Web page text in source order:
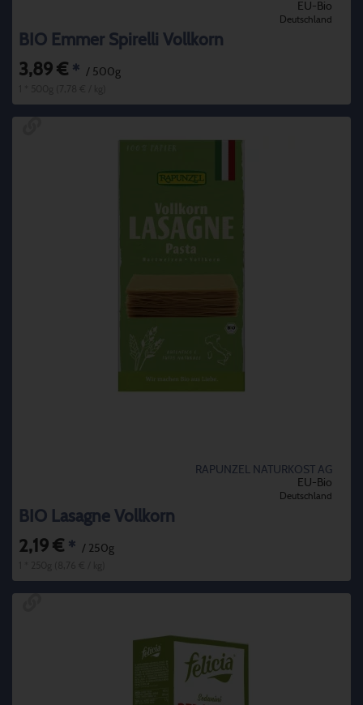
EU-Bio
Deutschland
BIO Emmer Spirelli Vollkorn
3,89 € * / 500g
RAPUNZEL NATURKOST AG
EU-Bio
Deutschland
BIO Lasagne Vollkorn
2,19 € * / 250g